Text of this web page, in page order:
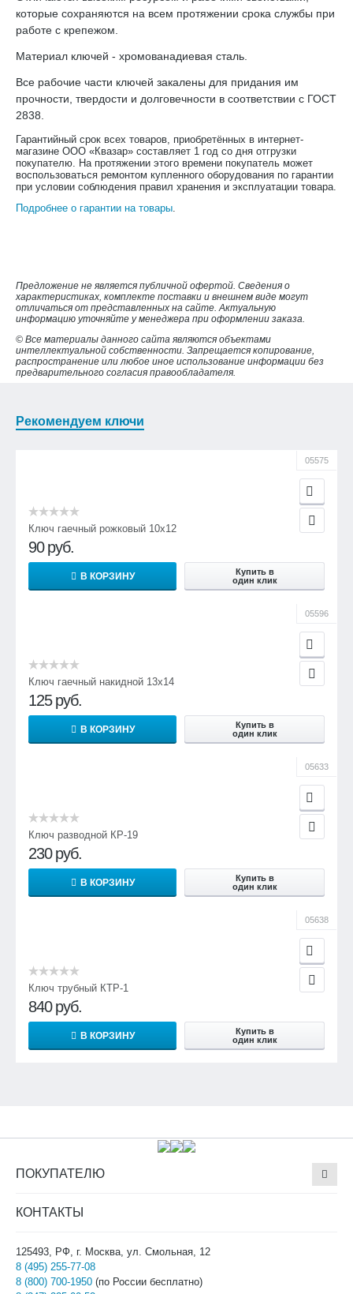
которые сохраняются на всем протяжении срока службы при
работе с крепежом.
Материал ключей - хромованадиевая сталь.
Все рабочие части ключей закалены для придания им
прочности, твердости и долговечности в соответствии с ГОСТ
2838.
Гарантийный срок всех товаров, приобретённых в интернет-
магазине ООО «Квазар» составляет 1 год со дня отгрузки
покупателю. На протяжении этого времени покупатель может
воспользоваться ремонтом купленного оборудования по гарантии
при условии соблюдения правил хранения и эксплуатации товара.
Подробнее о гарантии на товары
Предложение не является публичной офертой. Сведения о
характеристиках, комплекте поставки и внешнем виде могут
отличаться от представленных на сайте. Актуальную
информацию уточняйте у менеджера при оформлении заказа.
© Все материалы данного сайта являются объектами
интеллектуальной собственности. Запрещается копирование,
распространение или любое иное использование информации без
предварительного согласия правообладателя.
Рекомендуем ключи
05575
Ключ гаечный рожковый 10х12
90 руб.
В КОРЗИНУ
Купить в
один клик
05596
Ключ гаечный накидной 13х14
125 руб.
В КОРЗИНУ
Купить в
один клик
05633
Ключ разводной КР-19
230 руб.
В КОРЗИНУ
Купить в
один клик
05638
Ключ трубный КТР-1
840 руб.
В КОРЗИНУ
Купить в
один клик
ПОКУПАТЕЛЮ
КОНТАКТЫ
125493, РФ, г. Москва, ул. Смольная, 12
8 (495) 255-77-08
8 (800) 700-1950 (по России бесплатно)